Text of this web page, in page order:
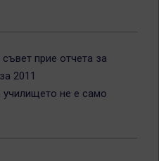
прие отчета за
2011
училището не е само